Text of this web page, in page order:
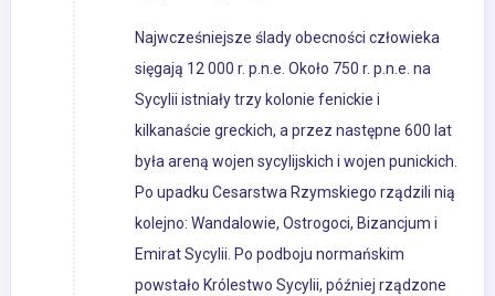
Najwcześniejsze ślady obecności człowieka
sięgają 12 000 r. p.n.e. Około 750 r. p.n.e. na
Sycylii istniały trzy kolonie fenickie i
kilkanaście greckich, a przez następne 600 lat
była areną wojen sycylijskich i wojen punickich.
Po upadku Cesarstwa Rzymskiego rządzili nią
kolejno: Wandalowie, Ostrogoci, Bizancjum i
Emirat Sycylii. Po podboju normańskim
powstało Królestwo Sycylii, później rządzone